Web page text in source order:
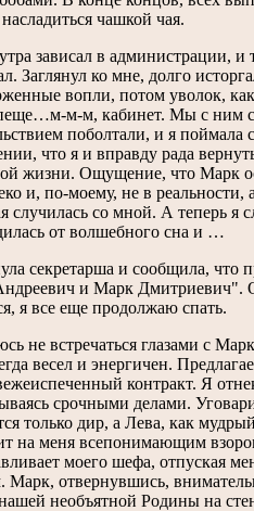
чашкой чая.
зависал в администрации, и
Заглянул ко мне, долго
вопли, потом уволок,
м-м, кабинет. Мы с ним с
поболтали, и я поймала
что я и вправду рада
жизни. Ощущение, что Марк
и, по-моему, не в реальности,
случилась со мной. А теперь я
от волшебного сна и …
секретарша и сообщила, что
и Марк Дмитриевич".
я все еще продолжаю спать.
не встречаться глазами с
весел и энергичен.
контракт. Я
срочными делами.
только дир, а Лева, как
на меня всепонимающим
моего шефа, отпуская
Марк, отвернувшись,
необъятной Родины на